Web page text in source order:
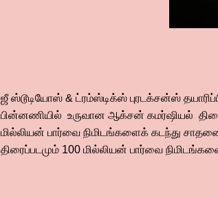
ஜீ ஸ்டூடியோஸ் & ட்ரம்ஸ்டிக்ஸ் புரடக்சன்ஸ்
பின்னணியில் உருவான ஆக்சன் கமர்ஷியல்
மில்லியன் பார்வை நிமிடங்களைக் கடந்து
திரைப்படமும் 100 மில்லியன் பார்வை